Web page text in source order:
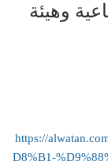
وهيئة
https://
D8%B1-